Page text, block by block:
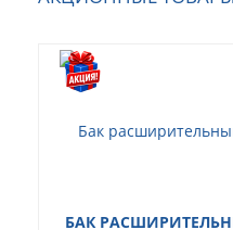
БАК